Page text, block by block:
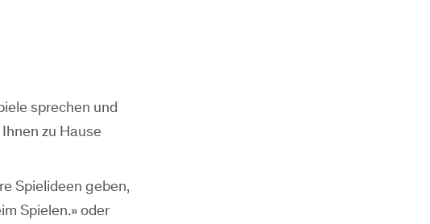
sprechen und
zu Hause
Spielideen geben,
Spielen.» oder